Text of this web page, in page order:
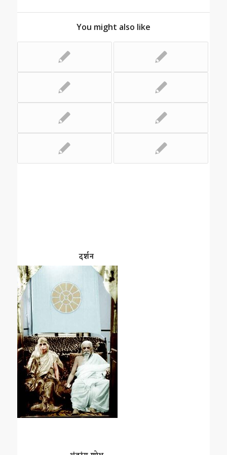
You might also like
दर्शन